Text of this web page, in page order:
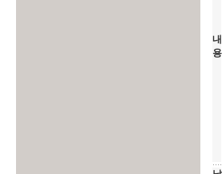
내
용